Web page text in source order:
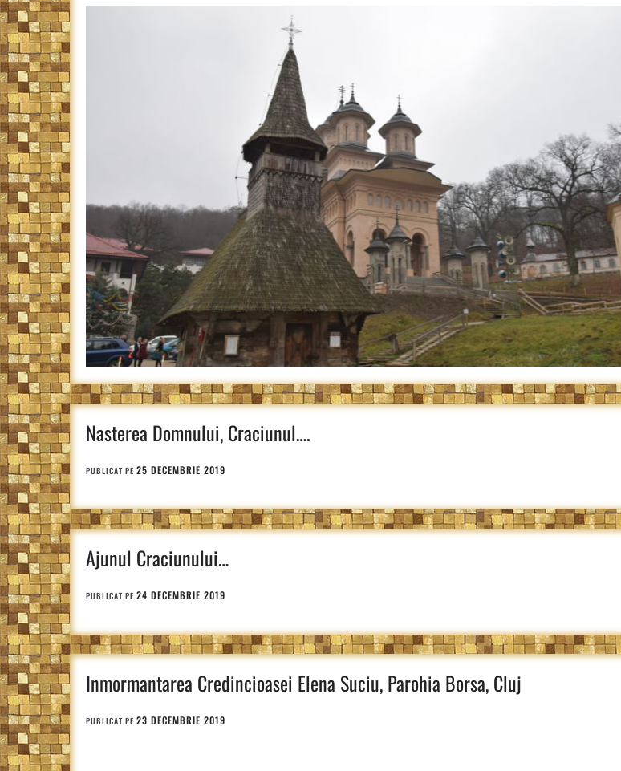
Nasterea Domnului, Craciunul….
PUBLICAT PE 25 DECEMBRIE 2019
Ajunul Craciunului…
PUBLICAT PE 24 DECEMBRIE 2019
Inmormantarea Credincioasei Elena Suciu, Parohia Borsa, Cluj
PUBLICAT PE 23 DECEMBRIE 2019